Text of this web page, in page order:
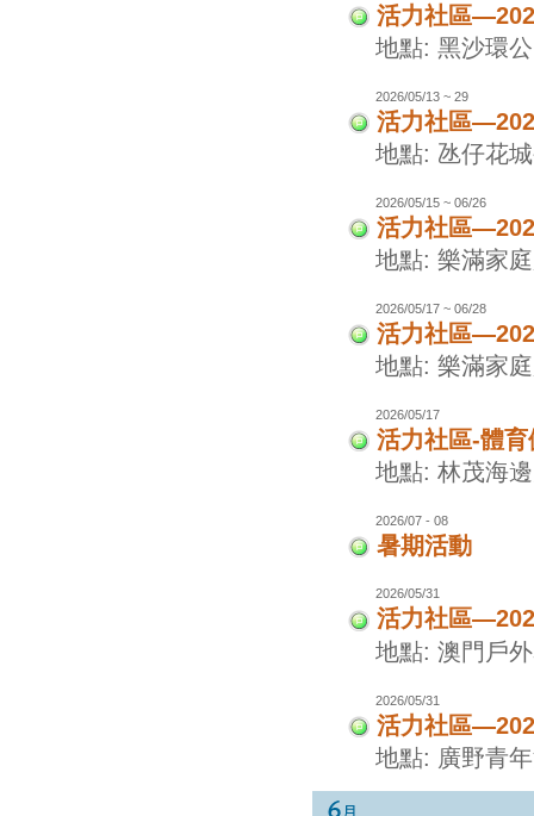
活力社區
地點: 黑沙環
2026/05/13 ~ 29
活力社區
地點: 氹仔花
2026/05/15 ~ 06/26
活力社區
地點: 樂滿家
2026/05/17 ~ 06/28
活力社區
地點: 樂滿家
2026/05/17
活力社區-體
地點: 林茂海
2026/07 - 08
暑期活動
2026/05/31
活力社區
地點: 澳門戶
2026/05/31
活力社區
地點: 廣野青